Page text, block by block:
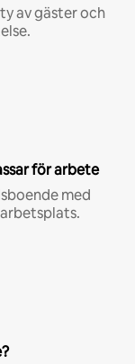
av gäster och
för arbete
med